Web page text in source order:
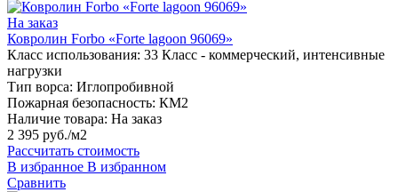
На заказ
Ковролин Forbo «Forte lagoon 96069»
Класс использования: 33 Класс - коммерческий, интенсивные
нагрузки
Тип ворса: Иглопробивной
Пожарная безопасность: КМ2
Наличие товара: На заказ
2 395 руб./м2
Рассчитать стоимость
В избранное В избранном
Сравнить